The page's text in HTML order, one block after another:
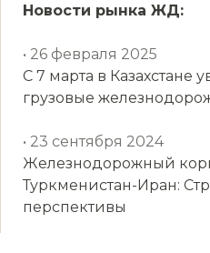
Новости рынка ЖД:
• 26 февраля 2025
С 7 марта в Казахстане
грузовые
• 23 сентября 2024
Железнодорожный
Туркменистан-Иран:
перспективы